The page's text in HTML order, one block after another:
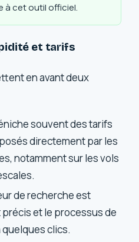
à cet outil officiel.
et tarifs
en avant deux
souvent des tarifs
directement par les
notamment sur les vols
de recherche est
et le processus de
clics.